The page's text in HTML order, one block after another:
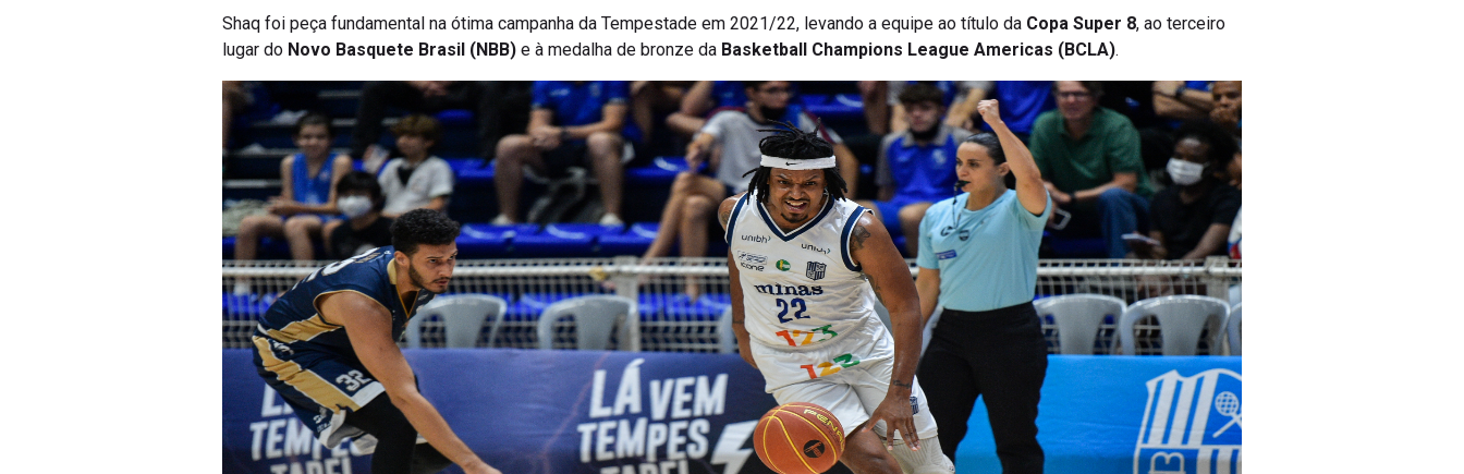
Shaq foi peça fundamental na ótima campanha da Tempestade em 2021/22, levando a equipe ao título da Copa Super 8 , ao terceiro
lugar do Novo Basquete Brasil (NBB) e à medalha de bronze da Basketball Champions League Americas (BCLA)